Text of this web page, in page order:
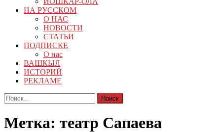
НА РУССКОМ
О НАС
НОВОСТИ
СТАТЬИ
ПОДПИСКЕ
О нас
ВАШКЫЛ
ИСТОРИЙ
РЕКЛАМЕ
Найти:
Метка: театр Сапаева